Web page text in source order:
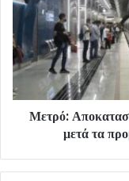
Μετρό:
μετά τα